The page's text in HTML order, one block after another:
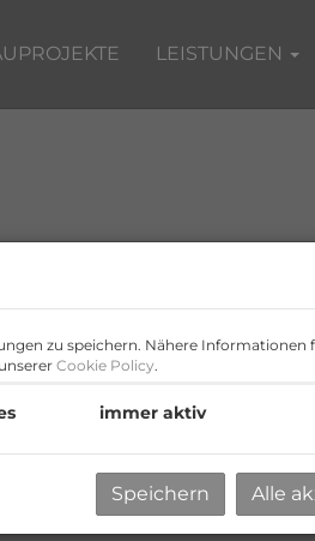
LEISTUNGEN
zu speichern. Nähere Informationen
Cookie Policy.
immer aktiv
Speichern Alle